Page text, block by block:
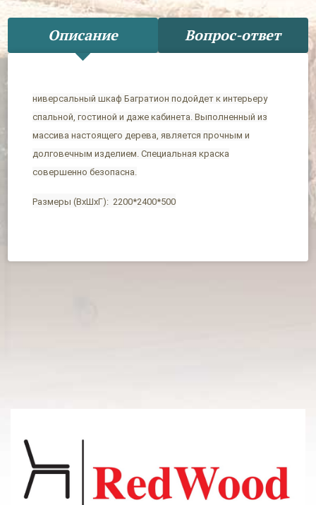
Описание Вопрос-ответ
ниверсальный шкаф Багратион подойдет к интерьеру
спальной, гостиной и даже кабинета. Выполненный из
массива настоящего дерева, является прочным и
долговечным изделием. Специальная краска
совершенно безопасна.
Размеры (ВхШхГ): 2200*2400*500